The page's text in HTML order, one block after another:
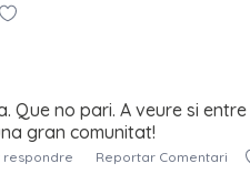
Que no pari. A veure si
gran comunitat!
respondre Reportar Comentari